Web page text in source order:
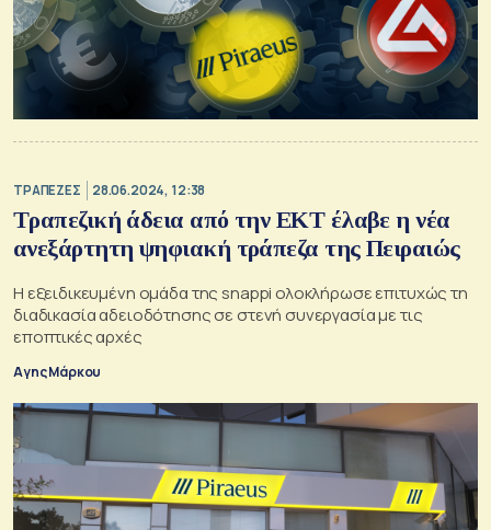
ΤΡΑΠΕΖΕΣ 28.06.2024, 12:38
Tραπεζική άδεια από την EKT έλαβε η νέα
ανεξάρτητη ψηφιακή τράπεζα της Πειραιώς
Η εξειδικευμένη ομάδα της snappi ολοκλήρωσε επιτυχώς τη
διαδικασία αδειοδότησης σε στενή συνεργασία με τις
εποπτικές αρχές
Αγης Μάρκου